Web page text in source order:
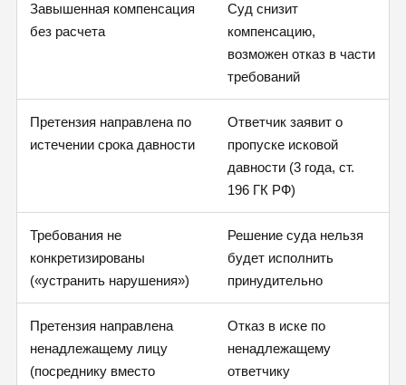
Завышенная компенсация
без расчета
Суд снизит
компенсацию,
возможен отказ в части
требований
Претензия направлена по
истечении срока давности
Ответчик заявит о
пропуске исковой
давности (3 года, ст.
196 ГК РФ)
Требования не
конкретизированы
(«устранить нарушения»)
Решение суда нельзя
будет исполнить
принудительно
Претензия направлена
ненадлежащему лицу
(посреднику вместо
Отказ в иске по
ненадлежащему
ответчику